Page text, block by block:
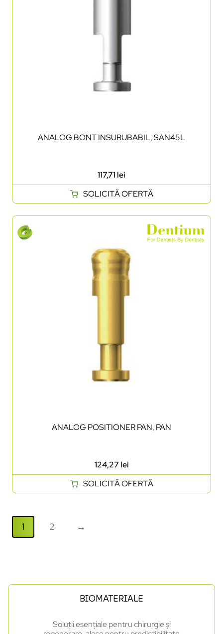
ANALOG BONT INSURUBABIL, SAN45L
117,71 lei
SOLICITĂ OFERTĂ
ANALOG POSITIONER PAN, PAN
124,27 lei
SOLICITĂ OFERTĂ
1 2 →
BIOMATERIALE
Soluții esențiale pentru chirurgie și